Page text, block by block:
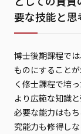
要な技能と思
博士後期課程で
ものにすること
く修士課程で培
より広範な知識
必要な能力はも
究能力も修得し